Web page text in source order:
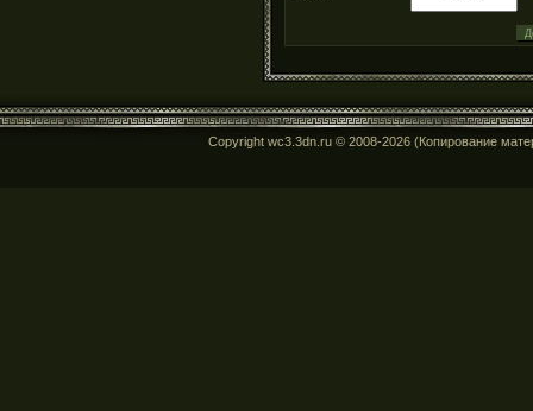
Copyright wc3.3dn.ru © 2008-2026 (Копирование